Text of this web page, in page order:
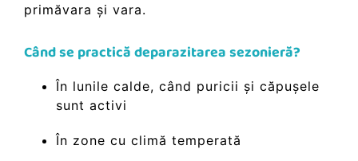
primăvara și vara.
Când se practică deparazitarea sezonieră?
În lunile calde, când puricii și căpușele
sunt activi
În zone cu climă temperată